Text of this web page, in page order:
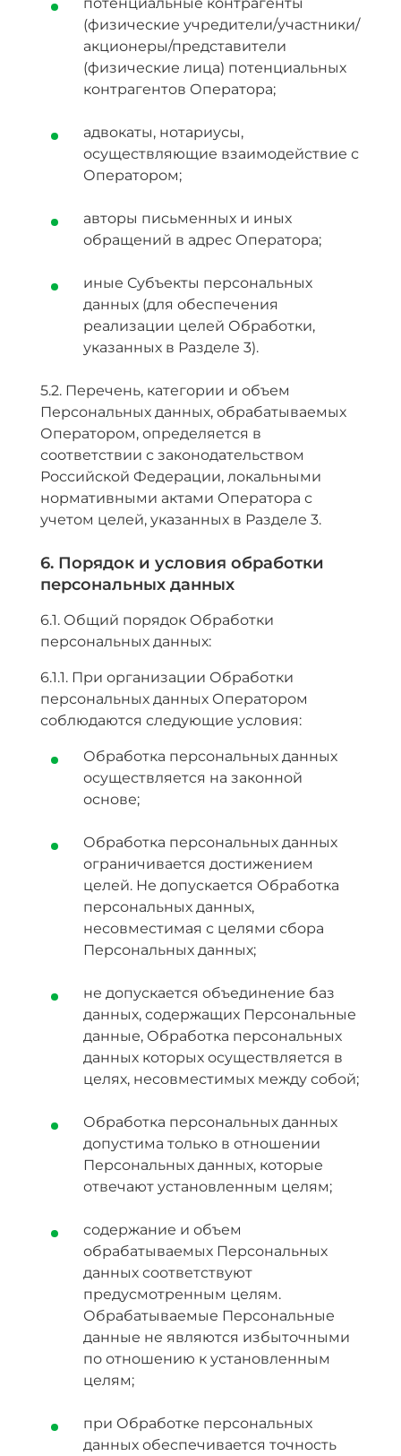
(физические учредители/участники/
акционеры/представители
(физические лица) потенциальных
контрагентов Оператора;
адвокаты, нотариусы,
осуществляющие взаимодействие с
Оператором;
авторы письменных и иных
обращений в адрес Оператора;
иные Субъекты персональных
данных (для обеспечения
реализации целей Обработки,
указанных в Разделе 3).
5.2. Перечень, категории и объем
Персональных данных, обрабатываемых
Оператором, определяется в
соответствии с законодательством
Российской Федерации, локальными
нормативными актами Оператора с
учетом целей, указанных в Разделе 3.
6. Порядок и условия обработки
персональных данных
6.1. Общий порядок Обработки
персональных данных:
6.1.1. При организации Обработки
персональных данных Оператором
соблюдаются следующие условия:
Обработка персональных данных
осуществляется на законной
основе;
Обработка персональных данных
ограничивается достижением
целей. Не допускается Обработка
персональных данных,
несовместимая с целями сбора
Персональных данных;
не допускается объединение баз
данных, содержащих Персональные
данные, Обработка персональных
данных которых осуществляется в
целях, несовместимых между собой;
Обработка персональных данных
допустима только в отношении
Персональных данных, которые
отвечают установленным целям;
содержание и объем
обрабатываемых Персональных
данных соответствуют
предусмотренным целям.
Обрабатываемые Персональные
данные не являются избыточными
по отношению к установленным
целям;
при Обработке персональных
данных обеспечивается точность